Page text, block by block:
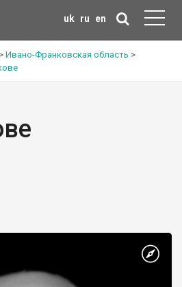
uk ru en
> Ивано-Франковская область >